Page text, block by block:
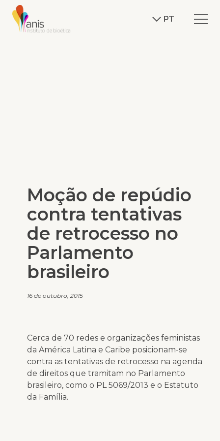
PT
Moção de repúdio
contra tentativas
de retrocesso no
Parlamento
brasileiro
16 de outubro, 2015
Cerca de 70 redes e organizações feministas
da América Latina e Caribe posicionam-se
contra as tentativas de retrocesso na agenda
de direitos que tramitam no Parlamento
brasileiro, como o PL 5069/2013 e o Estatuto
da Família.